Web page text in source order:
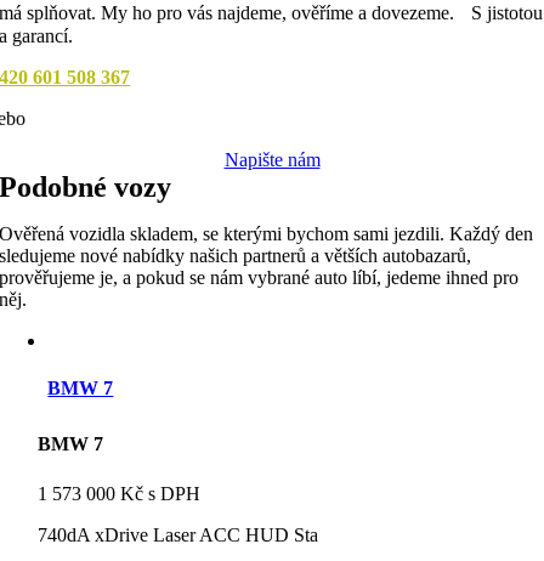
má splňovat. My ho pro vás najdeme, ověříme a dovezeme. S jistotou
a garancí.
601 508 367
Napište nám
Podobné vozy
Ověřená vozidla skladem, se kterými bychom sami jezdili. Každý den
sledujeme nové nabídky našich partnerů a větších autobazarů,
prověřujeme je, a pokud se nám vybrané auto líbí, jedeme ihned pro
něj.
BMW 7
BMW 7
1 573 000 Kč s DPH
740dA xDrive Laser ACC HUD Sta